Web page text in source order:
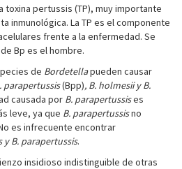
pertussis (TP), muy importante
inmunológica. La TP es el componente
frente a la enfermedad. Se
Bp es el hombre.
de Bordetellapueden causar
parapertussis(Bpp), B. holmesii y B.
causada por B. parapertussises
leve, ya que B. parapertussisno
es infrecuente encontrar
y B. parapertussis.
insidioso indistinguible de otras